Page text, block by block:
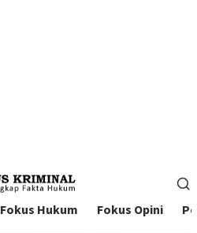
Fokus Hukum Fokus Opini